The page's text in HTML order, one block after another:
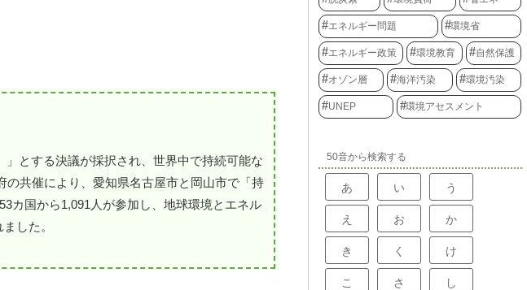
とする決議が採択され、世界中で持続可能な
共催により、愛知県名古屋市と岡山市で「持
カ国から1,091人が参加し、地球環境とエネル
した。
エネルギー問題 環境省
エネルギー政策 環境教育 自然保護
オゾン層 海洋汚染 環境汚染
UNEP 環境アセスメント
50音から検索する
あ い う
え お か
き く け
こ さ し